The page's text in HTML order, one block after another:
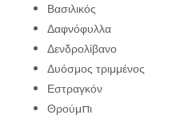
Βασιλικός
Δαφνόφυλλα
Δενδρολίβανο
Δυόσμος τριμμένος
Εστραγκόν
Θρούμπι